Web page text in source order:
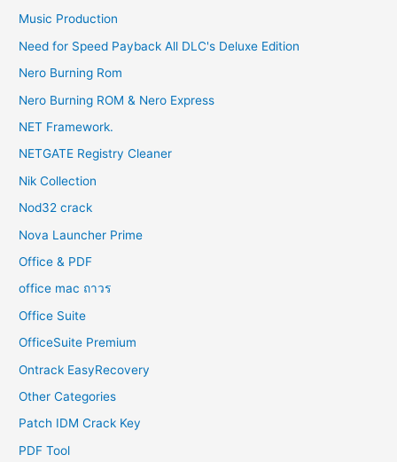
Music Production
Need for Speed Payback All DLC's Deluxe Edition
Nero Burning Rom
Nero Burning ROM & Nero Express
NET Framework.
NETGATE Registry Cleaner
Nik Collection
Nod32 crack
Nova Launcher Prime
Office & PDF
office mac ถาวร
Office Suite
OfficeSuite Premium
Ontrack EasyRecovery
Other Categories
Patch IDM Crack Key
PDF Tool